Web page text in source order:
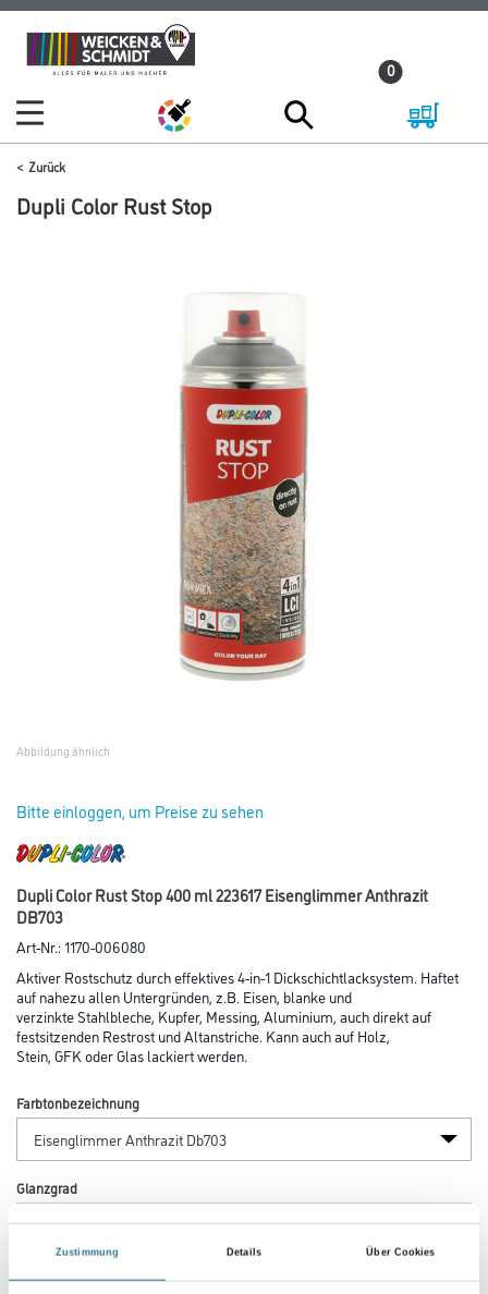
Zustimmung Details Über Cookies
Zum
Inhalt
Zum
Navigationsmenü
0
Zurück
Dupli Color Rust Stop
Abbildung ähnlich
Bitte einloggen, um Preise zu sehen
Dupli Color Rust Stop 400 ml 223617 Eisenglimmer Anthrazit
DB703
Art-Nr.:1170-006080
Aktiver Rostschutz durch effektives 4-in-1 Dickschichtlacksystem. Haftet
auf nahezu allen Untergründen, z.B. Eisen, blanke und
verzinkte Stahlbleche, Kupfer, Messing, Aluminium, auch direkt auf
festsitzenden Restrost und Altanstriche. Kann auch auf Holz,
Stein, GFK oder Glas lackiert werden.
Farbtonbezeichnung
Glanzgrad